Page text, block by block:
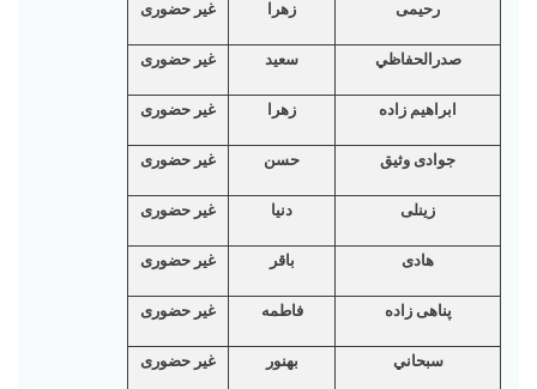
رحیمی زهرا غیر حضوری
صدرالحفاظي سعید غیر حضوری
ابراهیم زادە زهرا غیر حضوری
جوادی وثیق حسن غیر حضوری
زینلی دنیا غیر حضوری
هادی باقر غیر حضوری
پناهی زاده فاطمه غیر حضوری
سبحاني بهنور غیر حضوری